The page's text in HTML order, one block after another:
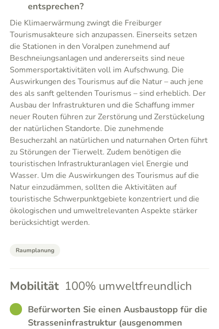
entsprechen?
Die Klimaerwärmung zwingt die Freiburger
Tourismusakteure sich anzupassen. Einerseits setzen
die Stationen in den Voralpen zunehmend auf
Beschneiungsanlagen und andererseits sind neue
Sommersportaktivitäten voll im Aufschwung. Die
Auswirkungen des Tourismus auf die Natur – auch jene
des als sanft geltenden Tourismus – sind erheblich. Der
Ausbau der Infrastrukturen und die Schaffung immer
neuer Routen führen zur Zerstörung und Zerstückelung
der natürlichen Standorte. Die zunehmende
Besucherzahl an natürlichen und naturnahen Orten führt
zu Störungen der Tierwelt. Zudem benötigen die
touristischen Infrastrukturanlagen viel Energie und
Wasser. Um die Auswirkungen des Tourismus auf die
Natur einzudämmen, sollten die Aktivitäten auf
touristische Schwerpunktgebiete konzentriert und die
ökologischen und umweltrelevanten Aspekte stärker
berücksichtigt werden.
Raumplanung
Mobilität 100% umweltfreundlich
GOODBefürworten Sie einen Ausbaustopp für die
Strasseninfrastruktur (ausgenommen